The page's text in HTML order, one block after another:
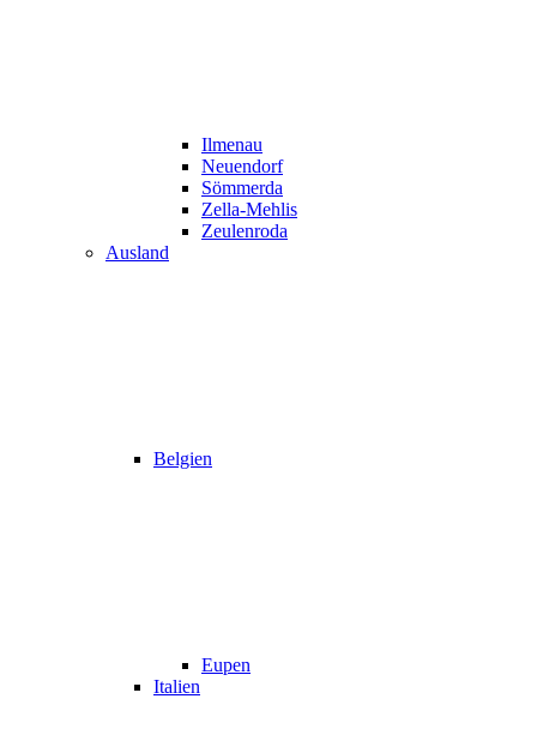
Ilmenau
Neuendorf
Sömmerda
Zella-Mehlis
Zeulenroda
Ausland
Belgien
Eupen
Italien